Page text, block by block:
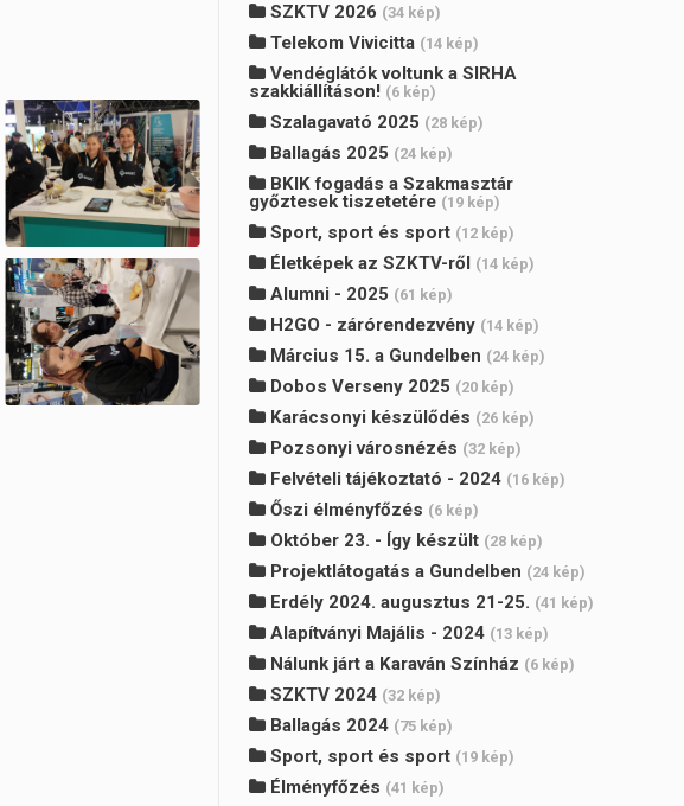
SZKTV 2026 (34 kép)
Telekom Vivicitta (14 kép)
Vendéglátók voltunk a SIRHA
szakkiállításon! (6 kép)
Szalagavató 2025 (28 kép)
Ballagás 2025 (24 kép)
BKIK fogadás a Szakmasztár
győztesek tiszetetére (19 kép)
Sport, sport és sport (12 kép)
Életképek az SZKTV-ről (14 kép)
Alumni - 2025 (61 kép)
H2GO - zárórendezvény (14 kép)
Március 15. a Gundelben (24 kép)
Dobos Verseny 2025 (20 kép)
Karácsonyi készülődés (26 kép)
Pozsonyi városnézés (32 kép)
Felvételi tájékoztató - 2024 (16 kép)
Őszi élményfőzés (6 kép)
Október 23. - Így készült (28 kép)
Projektlátogatás a Gundelben (24 kép)
Erdély 2024. augusztus 21-25. (41 kép)
Alapítványi Majális - 2024 (13 kép)
Nálunk járt a Karaván Színház (6 kép)
SZKTV 2024 (32 kép)
Ballagás 2024 (75 kép)
Sport, sport és sport (19 kép)
Élményfőzés (41 kép)